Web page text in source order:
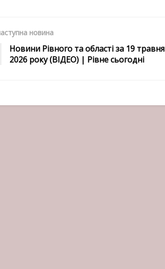
новина
Новини Рівного та області за 19 травня
2026 року (ВІДЕО) | Рівне сьогодні